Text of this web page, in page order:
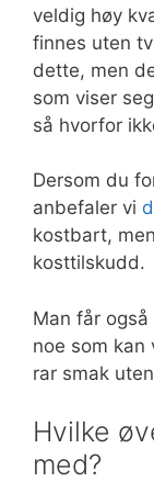
veldig høy
finnes uten
dette, men
som viser
så hvorfor
Dersom du
anbefaler vi
kostbart,
kosttilskudd.
Man får også
noe som
rar smak
Hvilke
med?